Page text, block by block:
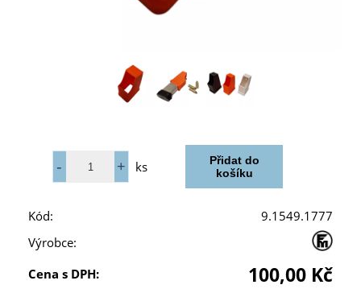
ks
Kód:
9.1549.1777
Výrobce:
Cena s DPH:
100,00 Kč